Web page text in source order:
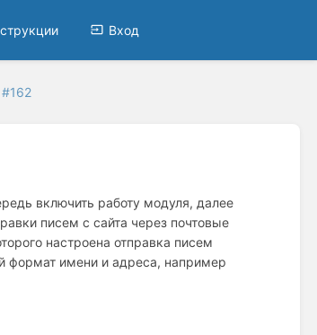
Вход
включить работу модуля, далее
писем с сайта через почтовые
настроена отправка писем
формат имени и адреса, например